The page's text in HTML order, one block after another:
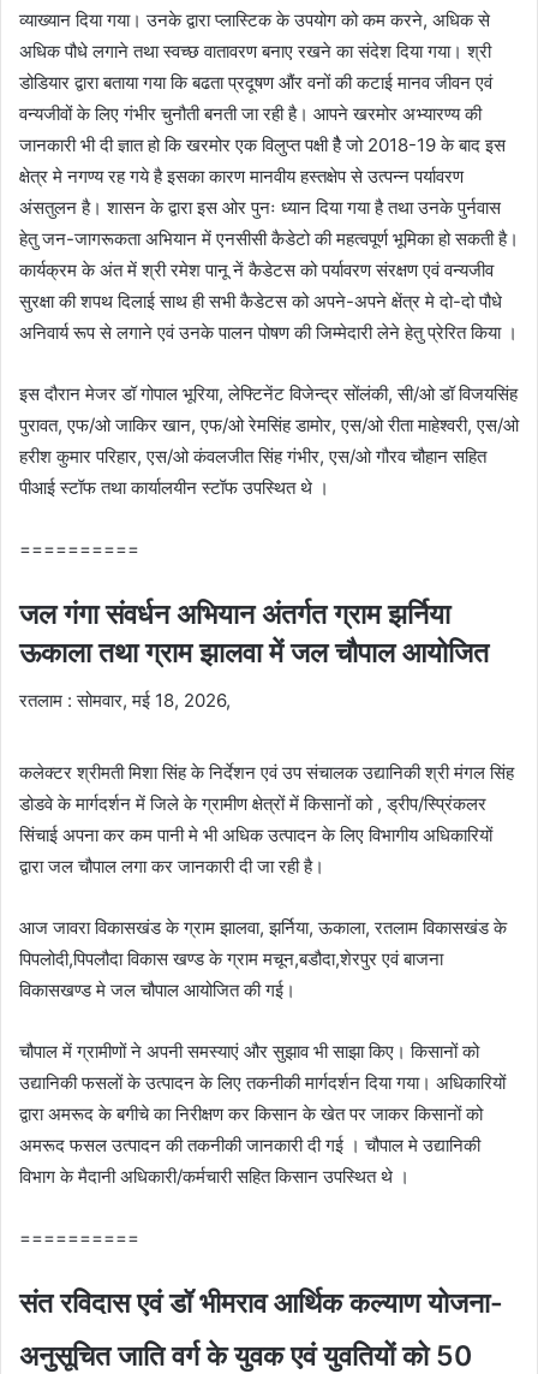
व्याख्यान दिया गया। उनके द्वारा प्लास्टिक के उपयोग को कम करने, अधिक से
अधिक पौधे लगाने तथा स्वच्छ वातावरण बनाए रखने का संदेश दिया गया। श्री
डोडियार द्वारा बताया गया कि बढता प्रदूषण औंर वनों की कटाई मानव जीवन एवं
वन्यजीवों के लिए गंभीर चुनौती बनती जा रही है। आपने खरमोर अभ्यारण्य की
जानकारी भी दी ज्ञात हो कि खरमोर एक विलुप्त पक्षी हैै जो 2018-19 के बाद इस
क्षेत्र मे नगण्य रह गये है इसका कारण मानवीय हस्तक्षेप से उत्पन्न पर्यावरण
अंसतुलन है। शासन के द्वारा इस ओर पुनः ध्यान दिया गया है तथा उनके पुर्नवास
हेतु जन-जागरूकता अभियान में एनसीसी कैडेटो की महत्वपूर्ण भूमिका हो सकती है।
कार्यक्रम के अंत में श्री रमेश पानू नें कैडेटस को पर्यावरण संरक्षण एवं वन्यजीव
सुरक्षा की शपथ दिलाई साथ ही सभी कैडेटस को अपने-अपने क्षेंत्र मे दो-दो पौधे
अनिवार्य रूप से लगाने एवं उनके पालन पोषण की जिम्मेदारी लेने हेतु प्रेरित किया ।
इस दौरान मेजर डॉ गोपाल भूरिया, लेफ्टिनेंट विजेन्द्र सोंलंकी, सी/ओ डॉ विजयसिंह
पुरावत, एफ/ओ जाकिर खान, एफ/ओ रेमसिंह डामोर, एस/ओ रीता माहेश्वरी, एस/ओ
हरीश कुमार परिहार, एस/ओ कंवलजीत सिंह गंभीर, एस/ओ गौरव चौहान सहित
पीआई स्टॉफ तथा कार्यालयीन स्टॉफ उपस्थित थे ।
==========
जल गंगा संवर्धन अभियान अंतर्गत ग्राम झर्निया
ऊकाला तथा ग्राम झालवा में जल चौपाल आयोजित
रतलाम : सोमवार, मई 18, 2026,
कलेक्टर श्रीमती मिशा सिंह के निर्देशन एवं उप संचालक उद्यानिकी श्री मंगल सिंह
डोडवे के मार्गदर्शन में जिले के ग्रामीण क्षेत्रों में किसानों को , ड्रीप/स्प्रिंकलर
सिंचाई अपना कर कम पानी मे भी अधिक उत्पादन के लिए विभागीय अधिकारियों
द्वारा जल चौपाल लगा कर जानकारी दी जा रही है।
आज जावरा विकासखंड के ग्राम झालवा, झर्निया, ऊकाला, रतलाम विकासखंड के
पिपलोदी,पिपलौदा विकास खण्ड के ग्राम मचून,बडौदा,शेरपुर एवं बाजना
विकासखण्ड मे जल चौपाल आयोजित की गई।
चौपाल में ग्रामीणों ने अपनी समस्याएं और सुझाव भी साझा किए। किसानों को
उद्यानिकी फसलों के उत्पादन के लिए तकनीकी मार्गदर्शन दिया गया। अधिकारियों
द्वारा अमरूद के बगीचे का निरीक्षण कर किसान के खेत पर जाकर किसानों को
अमरूद फसल उत्पादन की तकनीकी जानकारी दी गई । चौपाल मे उद्यानिकी
विभाग के मैदानी अधिकारी/कर्मचारी सहित किसान उपस्थित थे ।
==========
संत रविदास एवं डॉ भीमराव आर्थिक कल्याण योजना-
अनुसूचित जाति वर्ग के युवक एवं युवतियों को 50